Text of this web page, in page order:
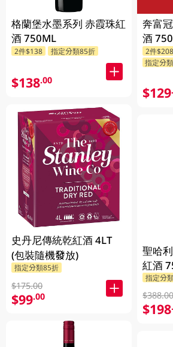
格蘭堡水墨系列 赤霞珠紅
酒 750ML
2件$138 指定分類85折
$138.00
史丹尼傳統乾紅酒 4LT
(包裝隨機發放)
指定分類85折
$175.00
$99.00
奔富
酒
2件$208
指定分
$129
聖哈
紅酒
指定分
$198